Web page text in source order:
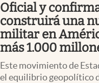
Espiritual
Streaming
Lifestyle
Oficial y
construirá una
militar en
más 1.000
Este movimiento de
el equilibrio geopolítico